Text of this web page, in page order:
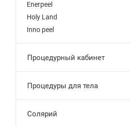
Enerpeel
Holy Land
Inno peel
Процедурный кабинет
Процедуры для тела
Солярий